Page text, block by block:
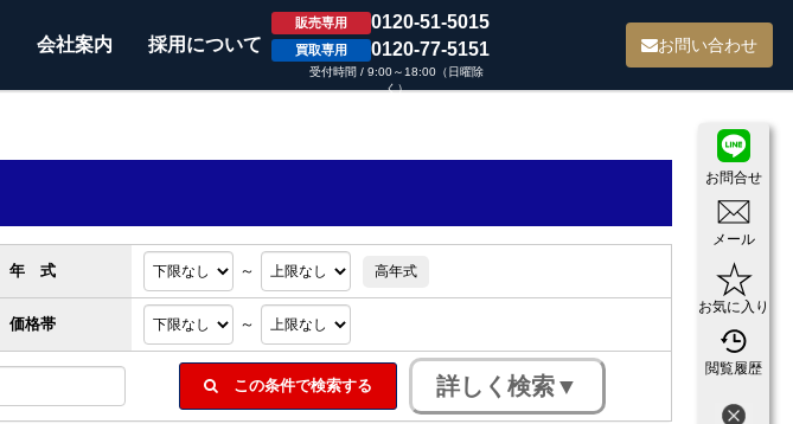
会社案内 採用について
販売専用 0120-51-5015
買取専用 0120-77-5151
受付時間 / 9:00～18:00（日曜除
く）
お問い合わせ
お問合せ
メール
お気に入り
閲覧履歴
価格帯 ～
この条件で検索する
年 式 ～ 高年式